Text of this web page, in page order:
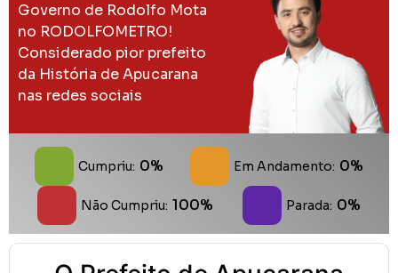
Governo de Rodolfo Mota
no RODOLFOMETRO!
Considerado pior prefeito
da História de Apucarana
nas redes sociais
Cumpriu: 0% Em Andamento: 0%
Não Cumpriu: 100% Parada: 0%